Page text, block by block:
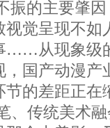
的主要肇因
觉呈现不如
……从现象级
国产动漫产
的差距正在
、传统美术